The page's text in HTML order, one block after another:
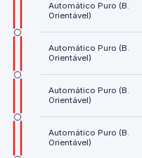
Automático Puro (B.
Orientável)
Automático Puro (B.
Orientável)
Automático Puro (B.
Orientável)
Automático Puro (B.
Orientável)